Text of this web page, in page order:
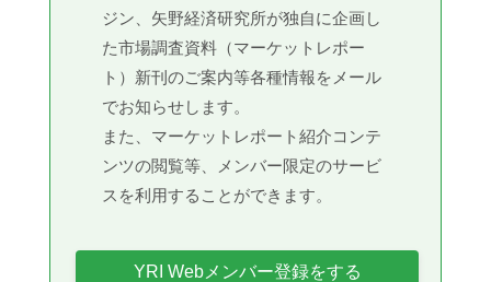
ジン、矢野経済研究所が独自に企画し
た市場調査資料（マーケットレポー
ト）新刊のご案内等各種情報をメール
でお知らせします。
また、マーケットレポート紹介コンテ
ンツの閲覧等、メンバー限定のサービ
スを利用することができます。
YRI Webメンバー登録をする